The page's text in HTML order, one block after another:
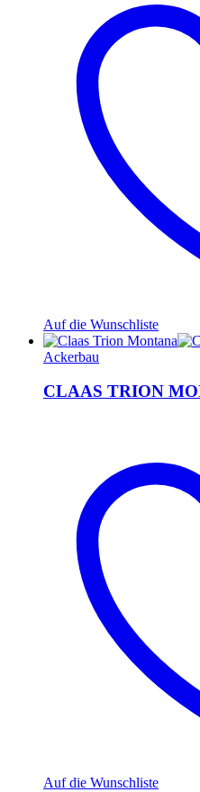
Auf die Wunschliste
Ackerbau
CLAAS TRION
Auf die Wunschliste